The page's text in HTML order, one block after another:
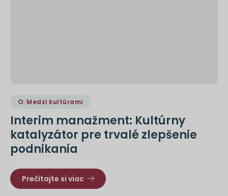
O: Medzi kultúrami
Interim manažment: Kultúrny
katalyzátor pre trvalé zlepšenie
podnikania
Prečítajte si viac